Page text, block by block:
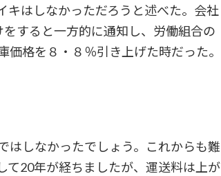
キはしなかっただろうと述べた。会社
すると一方的に通知し、労働組合の
格を８・８％引き上げた時だった。
はしなかったでしょう。これからも難
て20年が経ちましたが、運送料は上が